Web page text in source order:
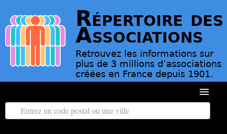
Répertoire des
Associations
Retrouvez les informations sur
plus de 3 millions d’associations
créées en France depuis 1901.